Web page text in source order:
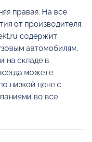
правая. На все
от производителя.
содержит
автомобилям.
на складе в
можете
низкой цене с
во все